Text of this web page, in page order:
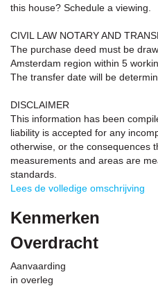
this house? Schedule a viewing.
CIVIL LAW NOTARY AND
The purchase deed must be
Amsterdam region within 5
The transfer date will be
DISCLAIMER
This information has been
liability is accepted for any
otherwise, or the consequences
measurements and areas are
standards.
Lees de volledige omschrijving
Kenmerken
Overdracht
Aanvaarding
in overleg